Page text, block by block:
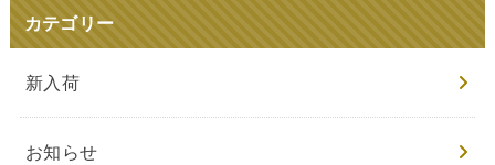
カテゴリー
新入荷
お知らせ